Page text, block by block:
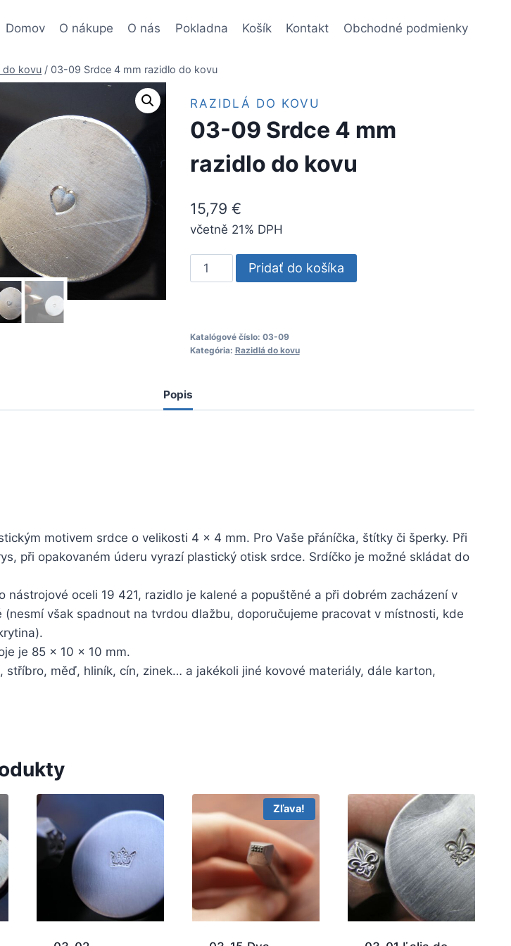
Domov O nákupe O nás Pokladna Košík Kontakt Obchodné podmienky
do kovu / 03-09 Srdce 4 mm razidlo do kovu
RAZIDLÁ DO KOVU
03-09 Srdce 4 mm
razidlo do kovu
15,79 €
včetně 21% DPH
množstvo
03-
4
mm
do
kovu
Pridať do košíka
Katalógové číslo: 03-09
Kategória: Razidlá do kovu
Popis
motivem srdce o velikosti 4 x 4 mm. Pro Vaše přáníčka, štítky či šperky. Při
při opakovaném úderu vyrazí plastický otisk srdce. Srdíčko je možné skládat do
nástrojové oceli 19 421, razidlo je kalené a popuštěné a při dobrém zacházení v
(nesmí však spadnout na tvrdou dlažbu, doporučujeme pracovat v místnosti, kde
je 85 x 10 x 10 mm.
stříbro, měď, hliník, cín, zinek… a jakékoli jiné kovové materiály, dále karton,
Zľava!